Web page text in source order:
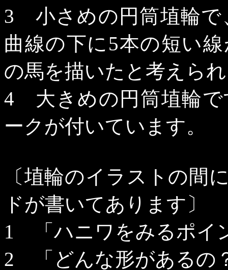
3 小さめの円筒埴輪で
曲線の下に5本の短い
の馬を描いたと考えら
4 大きめの円筒埴輪で
ークが付いています。
〔埴輪のイラストの間
ドが書いてあります〕
1 「ハニワをみるポイ
2 「どんな形があるの